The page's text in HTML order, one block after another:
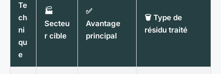
Te
ch
ni
qu
e
🏭
Secteu
r cible
✅
Avantage
principal
🗑️ Type de
résidu traité